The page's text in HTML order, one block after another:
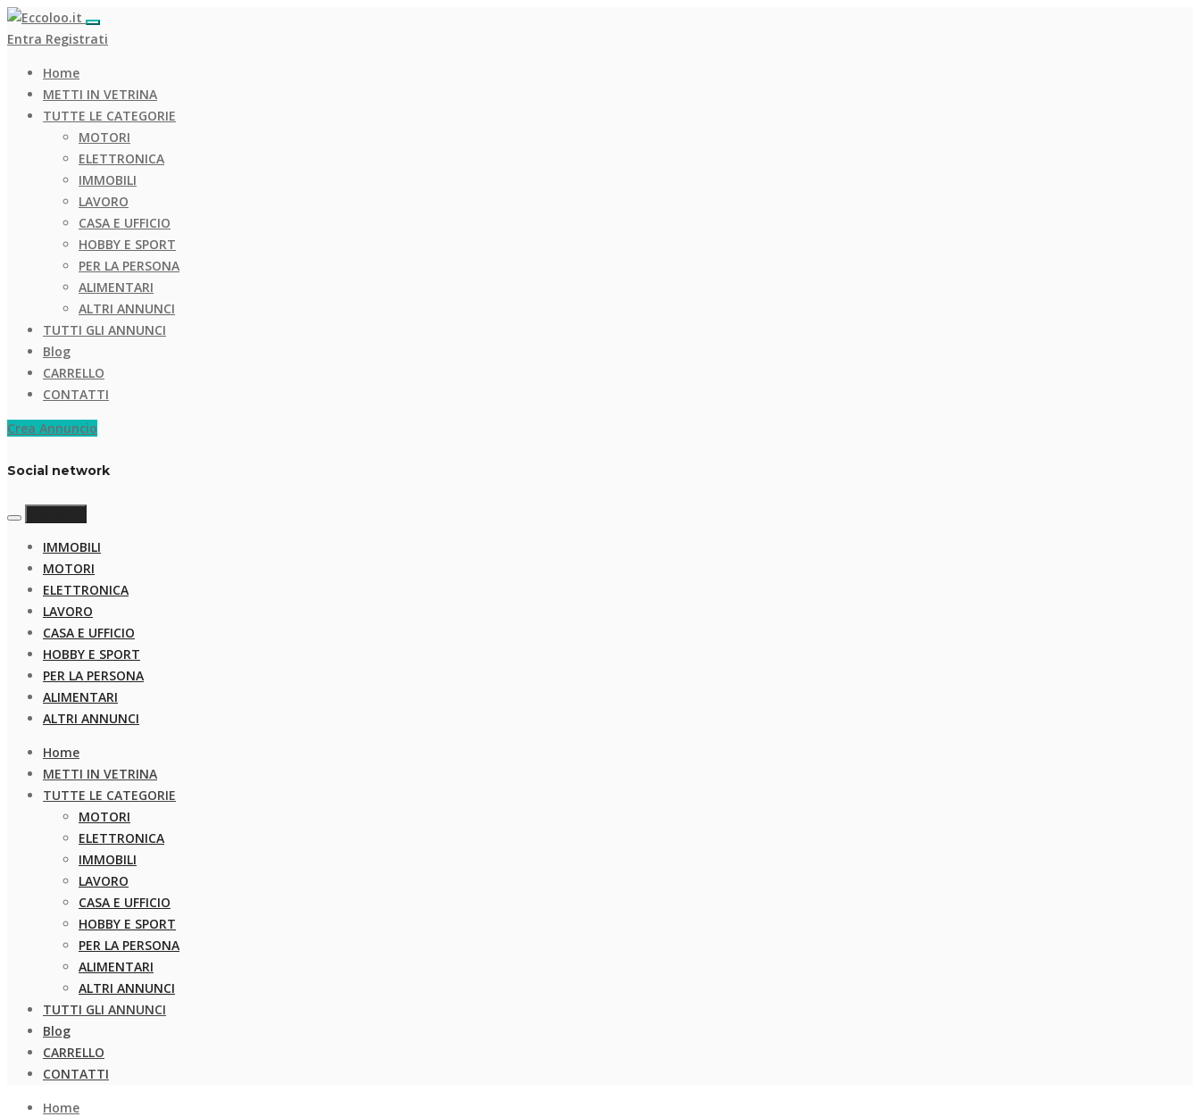
Entra Registrati
Home
METTI IN VETRINA
TUTTE LE CATEGORIE
MOTORI
ELETTRONICA
IMMOBILI
LAVORO
CASA E UFFICIO
HOBBY E SPORT
PER LA PERSONA
ALIMENTARI
ALTRI ANNUNCI
TUTTI GLI ANNUNCI
Blog
CARRELLO
CONTATTI
Crea Annuncio
Social network
IMMOBILI
MOTORI
ELETTRONICA
LAVORO
CASA E UFFICIO
HOBBY E SPORT
PER LA PERSONA
ALIMENTARI
ALTRI ANNUNCI
Home
METTI IN VETRINA
TUTTE LE CATEGORIE
MOTORI
ELETTRONICA
IMMOBILI
LAVORO
CASA E UFFICIO
HOBBY E SPORT
PER LA PERSONA
ALIMENTARI
ALTRI ANNUNCI
TUTTI GLI ANNUNCI
Blog
CARRELLO
CONTATTI
Home